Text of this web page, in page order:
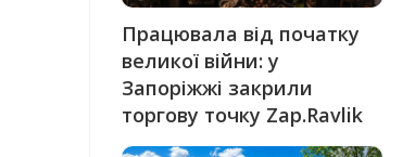
Працювала від початку
великої війни: у
Запоріжжі закрили
торгову точку Zap.Ravlik